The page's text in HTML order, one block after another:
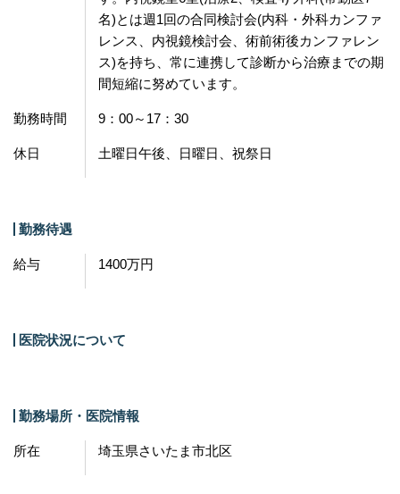
名)とは週1回の合同検討会(内科・外科カンファ
レンス、内視鏡検討会、術前術後カンファレン
ス)を持ち、常に連携して診断から治療までの期
間短縮に努めています。
勤務時間 9：00～17：30
休日 土曜日午後、日曜日、祝祭日
勤務待遇
給与 1400万円
医院状況について
勤務場所・医院情報
所在 埼玉県さいたま市北区